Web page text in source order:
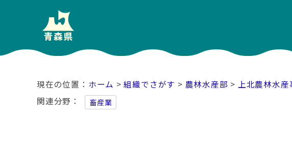
ホーム >組織でさがす > 農林水産部 > 上北農林水
関連分野
畜産業